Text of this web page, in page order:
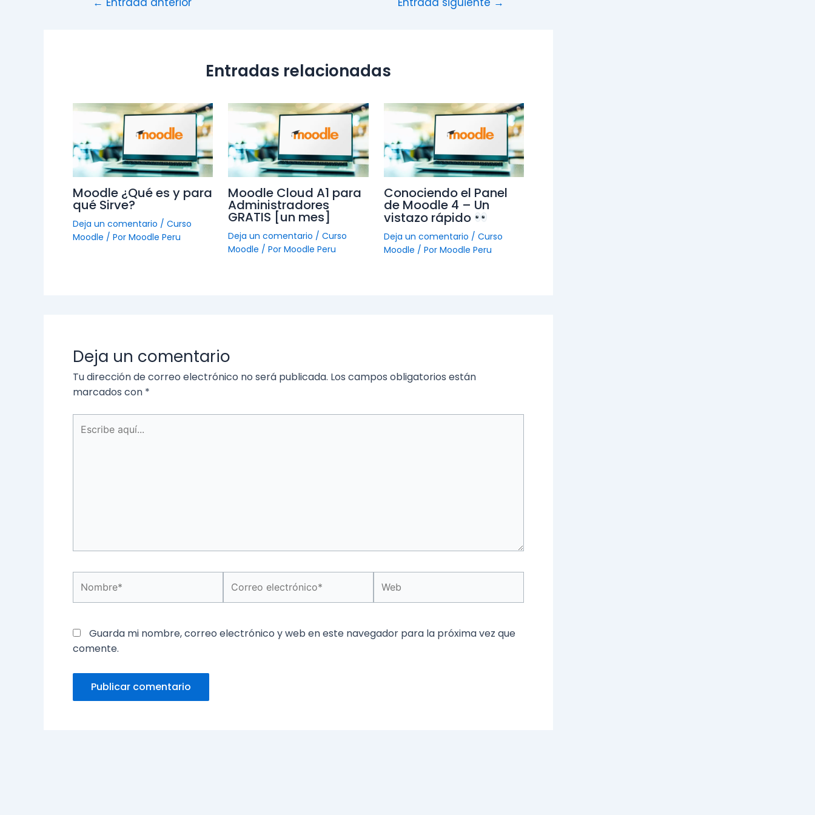
Entradas relacionadas
Moodle ¿Qué es y para
qué Sirve?
Deja un comentario / Curso
Moodle / Por Moodle Peru
Moodle Cloud A1 para
Administradores
GRATIS [un mes]
Deja un comentario /Curso
Moodle / PorMoodle Peru
Conociendo el Panel
de Moodle 4 – Un
vistazo rápido
Deja un comentario / Curso
Moodle / Por Moodle Peru
Deja un comentario
Tu dirección de correo electrónico no será publicada. Los campos obligatorios están
marcados con *
aquí...
electrónico*
Guarda mi nombre, correo electrónico y web en este navegador para la próxima vez que
comente.